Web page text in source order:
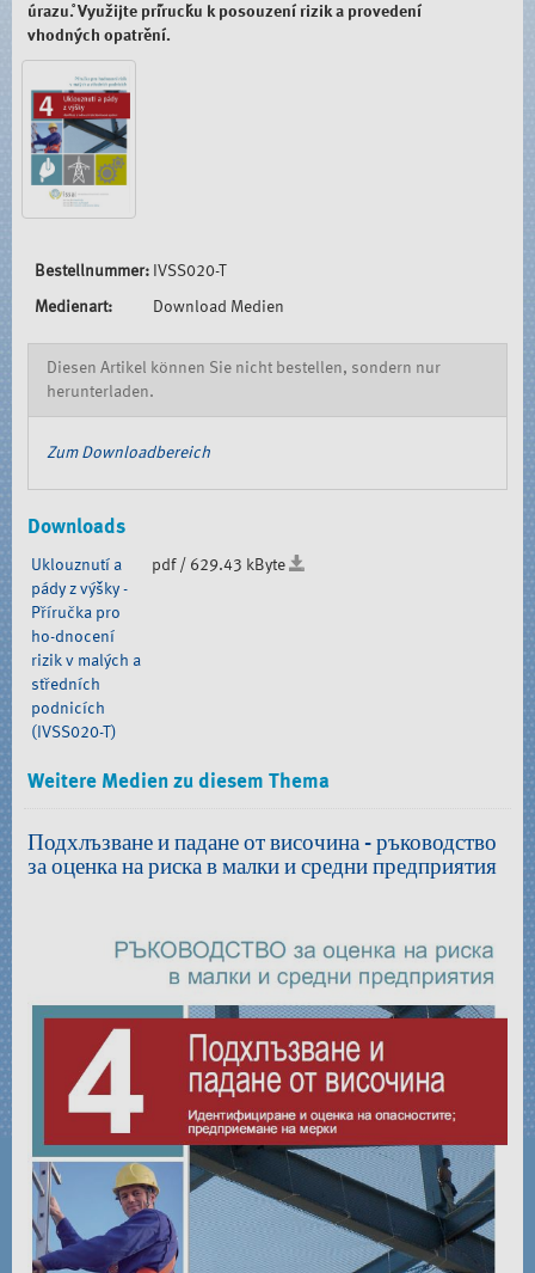
úrazů. Využijte příručku k posouzení rizik a provedení
vhodných opatření.
Bestellnummer: IVSS020-T
Medienart: Download Medien
Diesen Artikel können Sie nicht bestellen, sondern nur
herunterladen.
Zum Downloadbereich
Downloads
Uklouznutí a
pády z výšky -
Příručka pro
ho-dnocení
rizik v malých a
středních
podnicích
(IVSS020-T)
pdf / 629.43 kByte
Weitere Medien zu diesem Thema
Подхлъзване и падане от височина - ръководство
за оценка на риска в малки и средни предприятия